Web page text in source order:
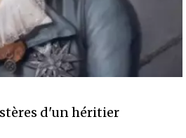
d'un héritier